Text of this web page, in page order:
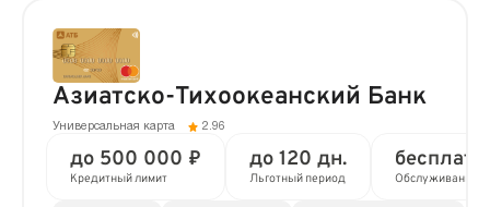
Азиатско-Тихоокеанский Банк
Универсальная карта 2.96
до 500 000 ₽
Кредитный лимит
до 120 дн.
Льготный период Обслуживание